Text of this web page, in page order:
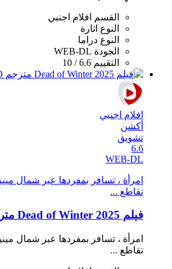
القسم
افلام اجنبي
النوع اثارة
النوع دراما
الجودة WEB-DL
التقييم 6.6 / 10
افلام اجنبي
أكشن
تشويق
6.6
WEB-DL
امرأة ، تسافر بمفردها عبر شمال
تقاطع ...
فيلم Dead of Winter 2025 مترجم HD
امرأة ، تسافر بمفردها عبر شمال
تقاطع ...